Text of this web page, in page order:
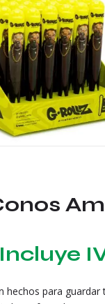
Incluye
hechos para guardar